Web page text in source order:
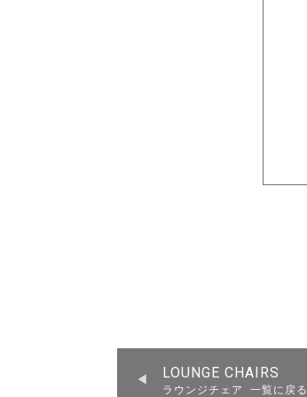
LOUNGE CHAIRS
ラウンジチェア 一覧に戻る